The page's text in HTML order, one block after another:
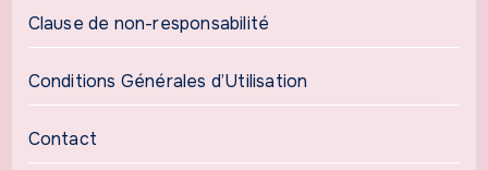
Clause de non-responsabilité
Conditions Générales d’Utilisation
Contact